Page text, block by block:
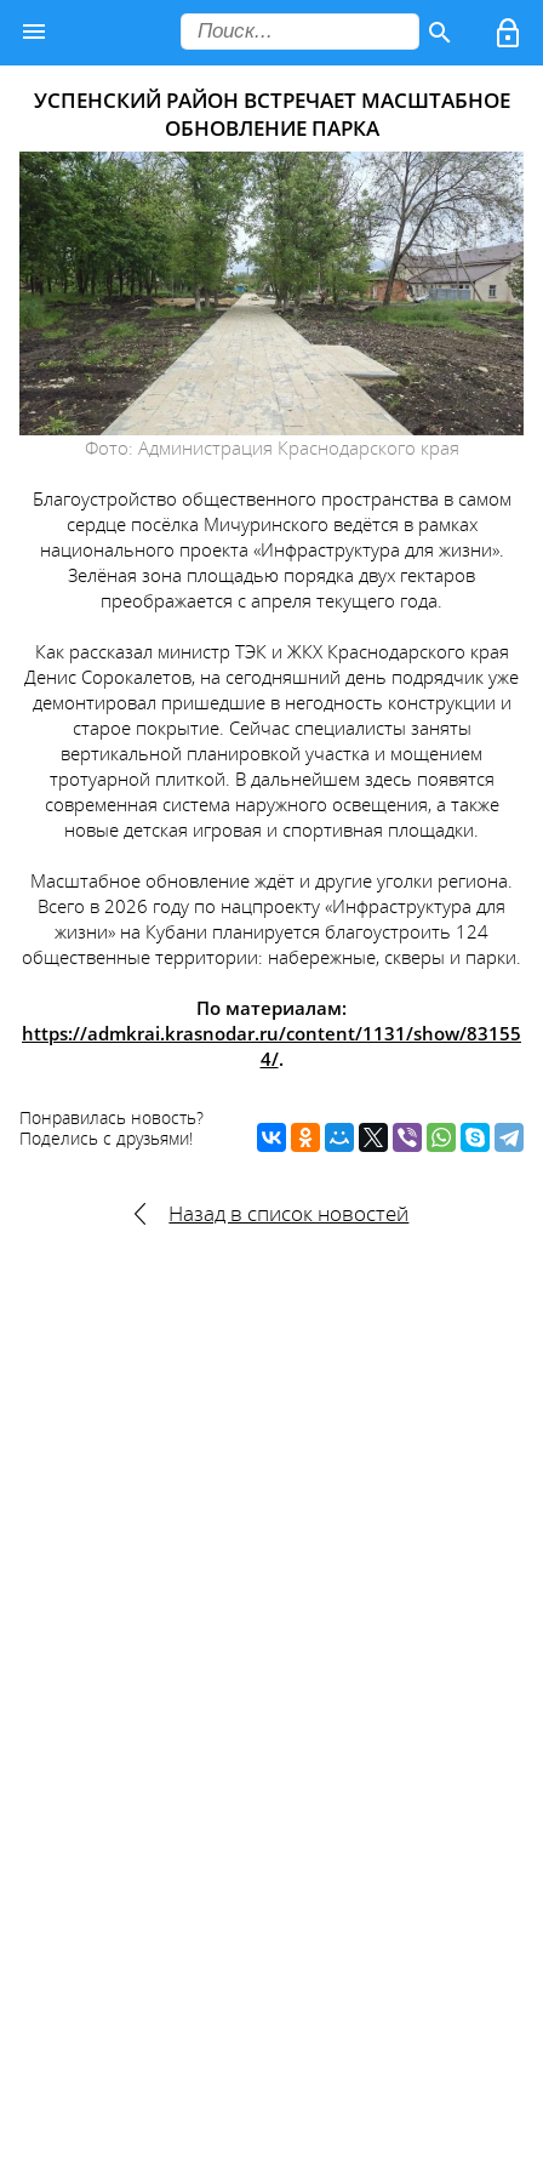
УСПЕНСКИЙ РАЙОН ВСТРЕЧАЕТ МАСШТАБНОЕ
ОБНОВЛЕНИЕ ПАРКА
Фото: Администрация Краснодарского края
Благоустройство общественного пространства в самом
сердце посёлка Мичуринского ведётся в рамках
национального проекта «Инфраструктура для жизни».
Зелёная зона площадью порядка двух гектаров
преображается с апреля текущего года.
Как рассказал министр ТЭК и ЖКХ Краснодарского края
Денис Сорокалетов, на сегодняшний день подрядчик уже
демонтировал пришедшие в негодность конструкции и
старое покрытие. Сейчас специалисты заняты
вертикальной планировкой участка и мощением
тротуарной плиткой. В дальнейшем здесь появятся
современная система наружного освещения, а также
новые детская игровая и спортивная площадки.
Масштабное обновление ждёт и другие уголки региона.
Всего в 2026 году по нацпроекту «Инфраструктура для
жизни» на Кубани планируется благоустроить 124
общественные территории: набережные, скверы и парки.
По материалам:
https://admkrai.krasnodar.ru/content/1131/show/83155
4/.
Понравилась новость?
Поделись с друзьями!
Назад в список новостей